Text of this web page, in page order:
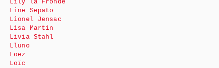
Lily la Fronde
Line Sepato
Lionel Jensac
Lisa Martin
Livia Stahl
Lluno
Loez
Loïc